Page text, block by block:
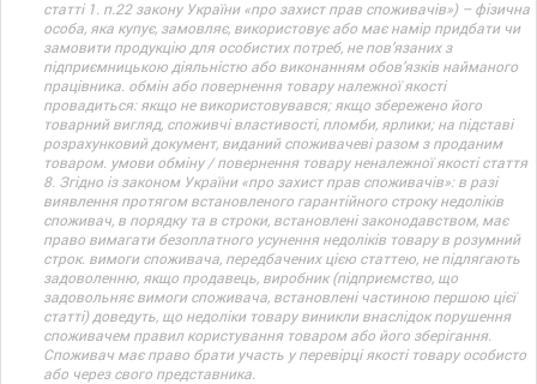
статті 1. п.22 закону України «про захист прав споживачів») – фізична
особа, яка купує, замовляє, використовує або має намір придбати чи
замовити продукцію для особистих потреб, не пов’язаних з
підприємницькою діяльністю або виконанням обов’язків найманого
працівника. обмін або повернення товару належної якості
провадиться: якщо не використовувався; якщо збережено його
товарний вигляд, споживчі властивості, пломби, ярлики; на підставі
розрахунковий документ, виданий споживачеві разом з проданим
товаром. умови обміну / повернення товару неналежної якості стаття
8. Згідно із законом України «про захист прав споживачів»: в разі
виявлення протягом встановленого гарантійного строку недоліків
споживач, в порядку та в строки, встановлені законодавством, має
право вимагати безоплатного усунення недоліків товару в розумний
строк. вимоги споживача, передбачених цією статтею, не підлягають
задоволенню, якщо продавець, виробник (підприємство, що
задовольняє вимоги споживача, встановлені частиною першою цієї
статті) доведуть, що недоліки товару виникли внаслідок порушення
споживачем правил користування товаром або його зберігання.
Споживач має право брати участь у перевірці якості товару особисто
або через свого представника.